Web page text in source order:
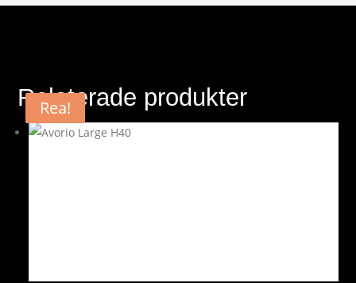
Relaterade produkter
Rea!
Rea!
Rea!